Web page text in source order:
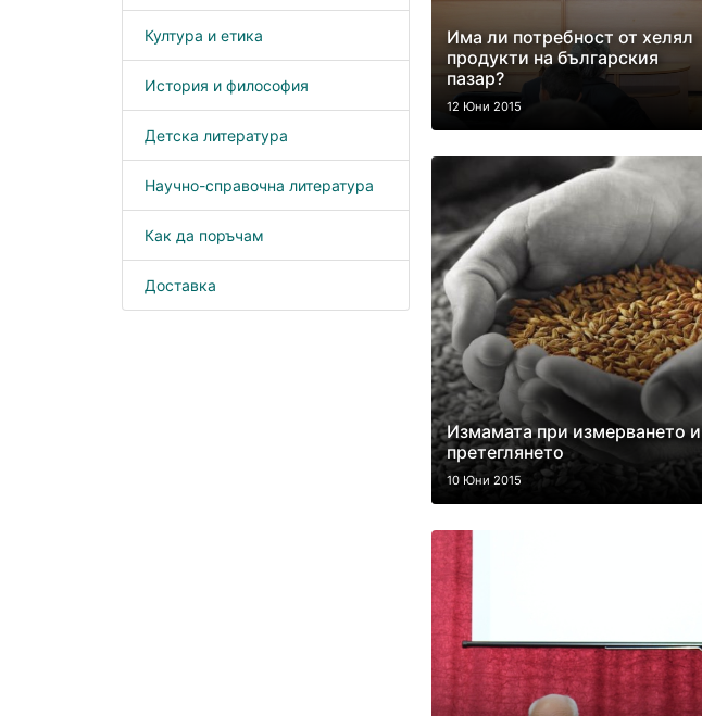
Култура и етика
История и философия
Детска литература
Научно-справочна литература
Как да поръчам
Доставка
Има ли потребност от хелял
продукти на българския
пазар?
12 Юни 2015
Измамата при измерването и
претеглянето
10 Юни 2015